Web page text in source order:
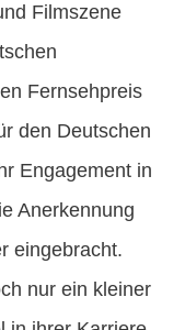
Filmszene
Fernsehpreis
den Deutschen
Engagement in
Anerkennung
eingebracht.
nur ein kleiner